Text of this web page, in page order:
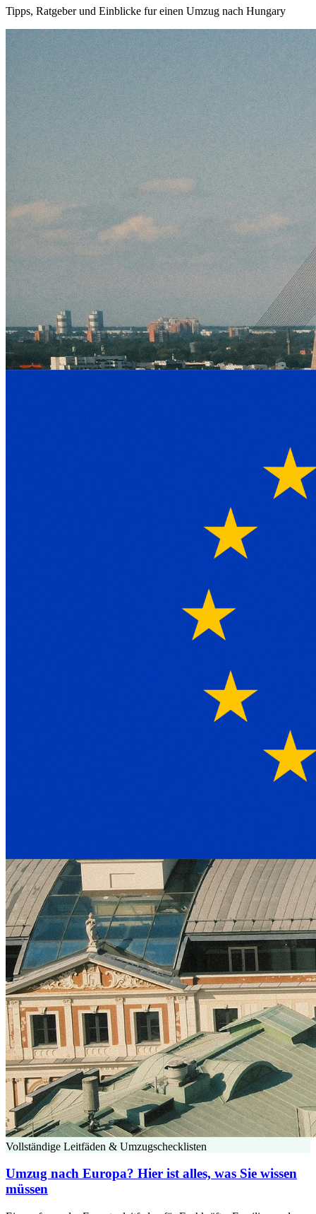
Tipps, Ratgeber und Einblicke fur einen Umzug nach Hungary
Vollständige Leitfäden & Umzugschecklisten
Umzug nach Europa? Hier ist alles, was Sie wissen
müssen